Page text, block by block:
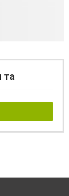
та